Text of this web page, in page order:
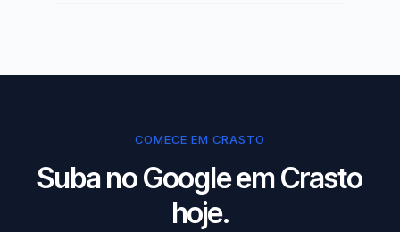
COMECE EM CRASTO
Suba no Google em Crasto
hoje.